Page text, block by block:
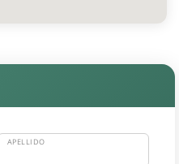
APELLIDO